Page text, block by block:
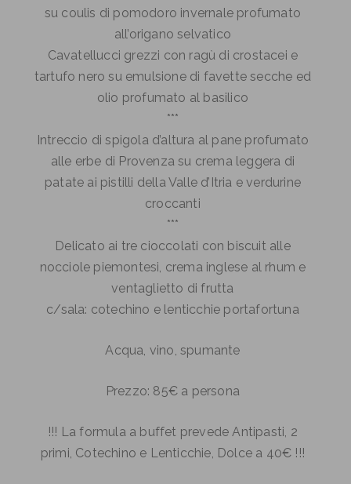
su coulis di pomodoro invernale profumato
all’origano selvatico
Cavatellucci grezzi con ragù di crostacei e
tartufo nero su emulsione di favette secche ed
olio profumato al basilico
***
Intreccio di spigola d’altura al pane profumato
alle erbe di Provenza su crema leggera di
patate ai pistilli della Valle d’Itria e verdurine
croccanti
***
Delicato ai tre cioccolati con biscuit alle
nocciole piemontesi, crema inglese al rhum e
ventaglietto di frutta
c/sala: cotechino e lenticchie portafortuna
Acqua, vino, spumante
Prezzo: 85€ a persona
!!! La formula a buffet prevede Antipasti, 2
primi, Cotechino e Lenticchie, Dolce a 40€ !!!